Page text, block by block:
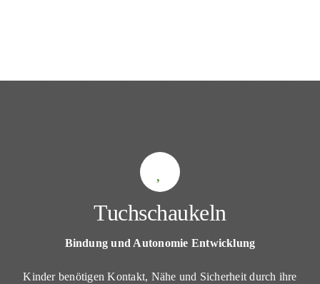
Tuchschaukeln
Bindung und Autonomie Entwicklung
Kinder benötigen Kontakt, Nähe und Sicherheit durch ihre